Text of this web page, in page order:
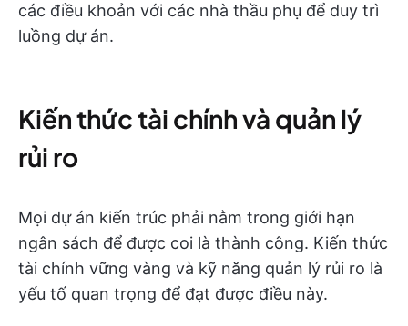
các điều khoản với các nhà thầu phụ để duy trì
luồng dự án.
Kiến thức tài chính và quản lý
rủi ro
Mọi dự án kiến trúc phải nằm trong giới hạn
ngân sách để được coi là thành công. Kiến thức
tài chính vững vàng và kỹ năng quản lý rủi ro là
yếu tố quan trọng để đạt được điều này.